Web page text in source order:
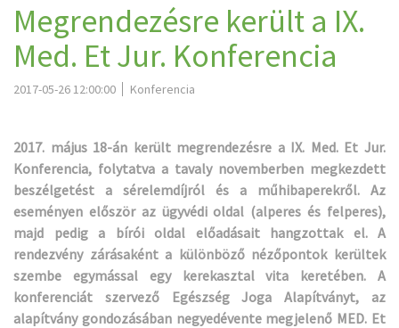
Megrendezésre került a IX.
Med. Et Jur. Konferencia
2017-05-26 12:00:00 Konferencia
2017. május 18-án került megrendezésre a IX. Med. Et Jur.
Konferencia, folytatva a tavaly novemberben megkezdett
beszélgetést a sérelemdíjról és a műhibaperekről. Az
eseményen először az ügyvédi oldal (alperes és felperes),
majd pedig a bírói oldal előadásait hangzottak el. A
rendezvény zárásaként a különböző nézőpontok kerültek
szembe egymással egy kerekasztal vita keretében. A
konferenciát szervező Egészség Joga Alapítványt, az
alapítvány gondozásában negyedévente megjelenő MED. Et